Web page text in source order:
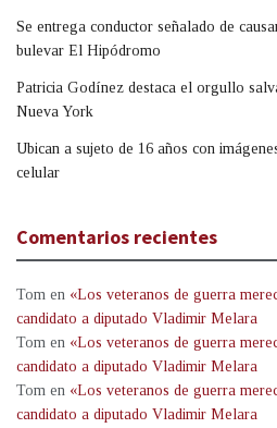
Se entrega conductor señalado de
bulevar El Hipódromo
Patricia Godínez destaca el orgullo
Nueva York
Ubican a sujeto de 16 años con
celular
Comentarios recientes
Tom en «Los veteranos de guerra
candidato a diputado Vladimir Melara
Tom en «Los veteranos de guerra
candidato a diputado Vladimir Melara
Tom en «Los veteranos de guerra
candidato a diputado Vladimir Melara